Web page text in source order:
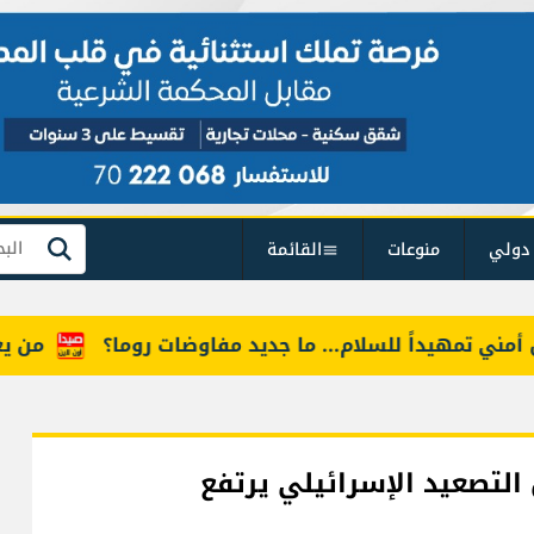
منوعات القائمة بحث
من يعرف للسلام... ما جديد مفاوضات روما؟
التصعيد الإسرائيلي يرتفع